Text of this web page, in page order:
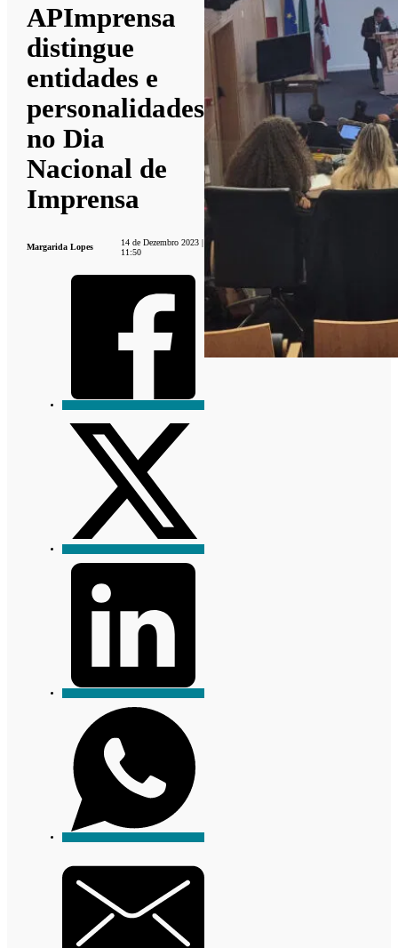
APImprensa
distingue
entidades e
personalidades
no Dia
Nacional de
Imprensa
Margarida Lopes
14 de Dezembro 2023 |
11:50